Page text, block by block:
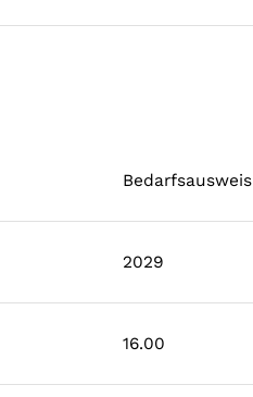
Bedarfsausweis
2029
16.00